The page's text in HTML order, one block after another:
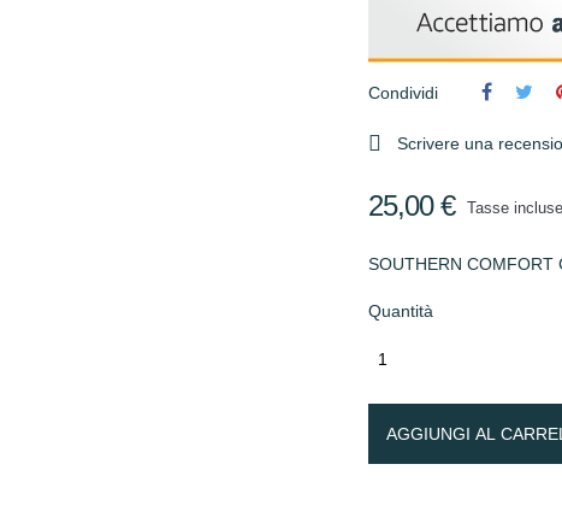
Condividi
 Scrivere una
25,00 € Tasse incluse
SOUTHERN COMFORT
Quantità
AGGIUNGI AL